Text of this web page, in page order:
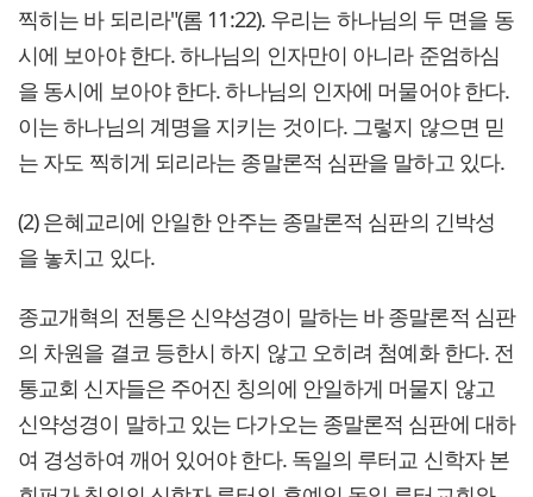
찍히는 바 되리라"(롬 11:22). 우리는 하나님의 두 면을 동
시에 보아야 한다. 하나님의 인자만이 아니라 준엄하심
을 동시에 보아야 한다. 하나님의 인자에 머물어야 한다.
이는 하나님의 계명을 지키는 것이다. 그렇지 않으면 믿
는 자도 찍히게 되리라는 종말론적 심판을 말하고 있다.
(2) 은혜교리에 안일한 안주는 종말론적 심판의 긴박성
을 놓치고 있다.
종교개혁의 전통은 신약성경이 말하는 바 종말론적 심판
의 차원을 결코 등한시 하지 않고 오히려 첨예화 한다. 전
통교회 신자들은 주어진 칭의에 안일하게 머물지 않고
신약성경이 말하고 있는 다가오는 종말론적 심판에 대하
여 경성하여 깨어 있어야 한다. 독일의 루터교 신학자 본